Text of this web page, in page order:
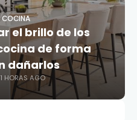
COCINA
el brillo de los
de forma
dañarlos
HORAS AGO